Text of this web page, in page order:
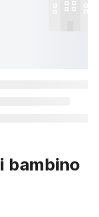
bambino